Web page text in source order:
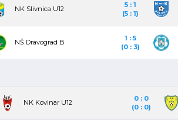
NK Slivnica U12
5 : 1
(5 : 1)
NŠ Dravograd B
1 : 5
(0 : 3)
NK Kovinar U12
0 : 0
(0 : 0)